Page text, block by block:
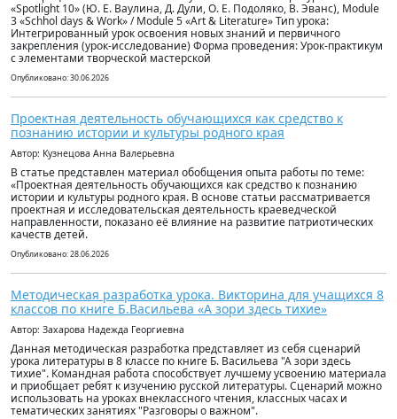
«Spotlight 10» (Ю. Е. Ваулина, Д. Дули, О. Е. Подоляко, В. Эванс), Module
3 «Schhol days & Work» / Module 5 «Art & Literature» Тип урока:
Интегрированный урок освоения новых знаний и первичного
закрепления (урок-исследование) Форма проведения: Урок-практикум
с элементами творческой мастерской
Опубликовано: 30.06.2026
Проектная деятельность обучающихся как средство к
познанию истории и культуры родного края
Автор: Кузнецова Анна Валерьевна
В статье представлен материал обобщения опыта работы по теме:
«Проектная деятельность обучающихся как средство к познанию
истории и культуры родного края. В основе статьи рассматривается
проектная и исследовательская деятельность краеведческой
направленности, показано её влияние на развитие патриотических
качеств детей.
Опубликовано: 28.06.2026
Методическая разработка урока. Викторина для учащихся 8
классов по книге Б.Васильева «А зори здесь тихие»
Автор: Захарова Надежда Георгиевна
Данная методическая разработка представляет из себя сценарий
урока литературы в 8 классе по книге Б. Васильева "А зори здесь
тихие". Командная работа способствует лучшему усвоению материала
и приобщает ребят к изучению русской литературы. Сценарий можно
использовать на уроках внеклассного чтения, классных часах и
тематических занятиях "Разговоры о важном".